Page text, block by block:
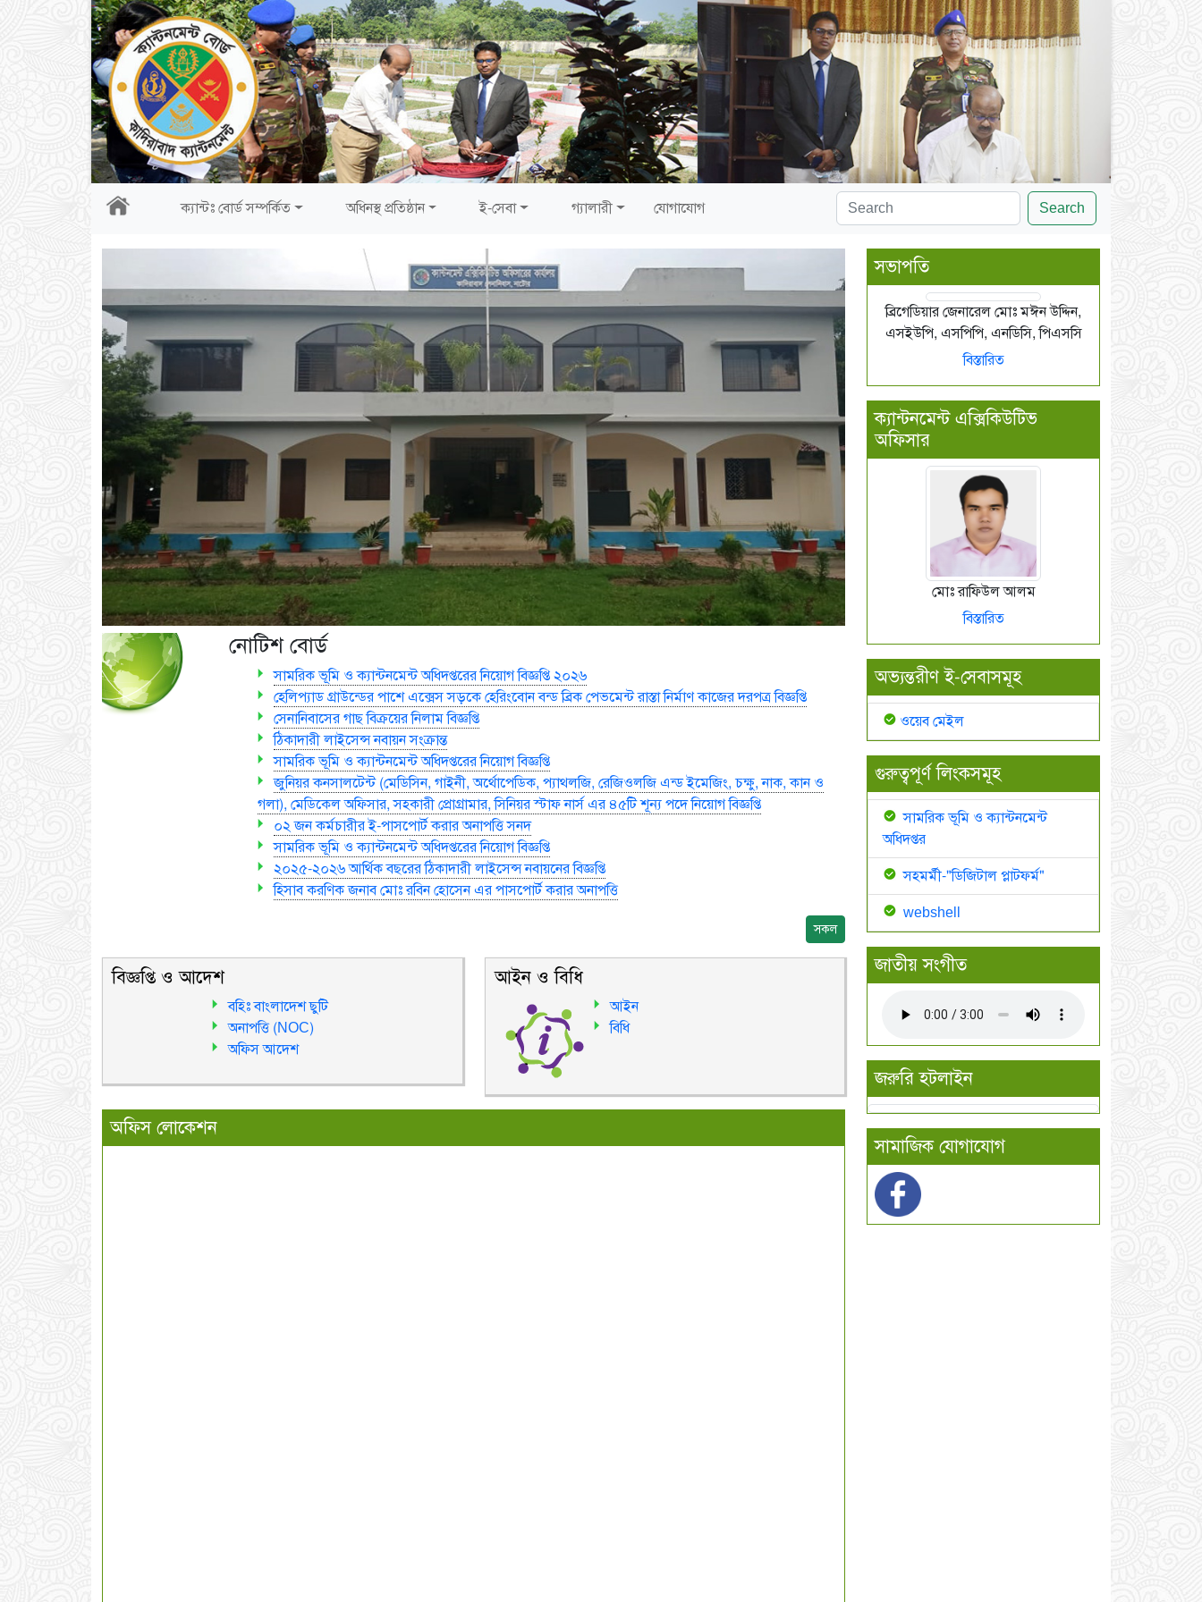
ক্যান্টঃ বোর্ড সম্পর্কিত অধিনস্থ প্রতিষ্ঠান ই-সেবা গ্যালারী যোগাযোগ Search
নোটিশ বোর্ড
সামরিক ভূমি ও ক্যান্টনমেন্ট অধিদপ্তরের নিয়োগ বিজ্ঞপ্তি ২০২৬
হেলিপ্যাড গ্রাউন্ডের পাশে এক্সেস সড়কে হেরিংবোন বন্ড ব্রিক পেভমেন্ট রাস্তা নির্মাণ কাজের দরপত্র বিজ্ঞপ্তি
সেনানিবাসের গাছ বিক্রয়ের নিলাম বিজ্ঞপ্তি
ঠিকাদারী লাইসেন্স নবায়ন সংক্রান্ত
সামরিক ভূমি ও ক্যান্টনমেন্ট অধিদপ্তরের নিয়োগ বিজ্ঞপ্তি
জুনিয়র কনসালটেন্ট (মেডিসিন, গাইনী, অর্থোপেডিক, প্যাথলজি, রেজিওলজি এন্ড ইমেজিং, চক্ষু, নাক, কান ও
গলা), মেডিকেল অফিসার, সহকারী প্রোগ্রামার, সিনিয়র স্টাফ নার্স এর ৪৫টি শূন্য পদে নিয়োগ বিজ্ঞপ্তি
০২ জন কর্মচারীর ই-পাসপোর্ট করার অনাপত্তি সনদ
সামরিক ভূমি ও ক্যান্টনমেন্ট অধিদপ্তরের নিয়োগ বিজ্ঞপ্তি
২০২৫-২০২৬ আর্থিক বছরের ঠিকাদারী লাইসেন্স নবায়নের বিজ্ঞপ্তি
হিসাব করণিক জনাব মোঃ রবিন হোসেন এর পাসপোর্ট করার অনাপত্তি
সকল
বিজ্ঞপ্তি ও আদেশ
বহিঃ বাংলাদেশ ছুটি
অনাপত্তি (NOC)
অফিস আদেশ
আইন ও বিধি
আইন
বিধি
অফিস লোকেশন
সভাপতি
ব্রিগেডিয়ার জেনারেল মোঃ মঈন উদ্দিন,
এসইউপি, এসপিপি, এনডিসি, পিএসসি
বিস্তারিত
ক্যান্টনমেন্ট এক্সিকিউটিভ
অফিসার
মোঃ রাফিউল আলম
বিস্তারিত
অভ্যন্তরীণ ই-সেবাসমূহ
ওয়েব মেইল
গুরুত্বপূর্ণ লিংকসমূহ
সামরিক ভূমি ও ক্যান্টনমেন্ট
অধিদপ্তর
সহমর্মী-"ডিজিটাল প্লাটফর্ম"
webshell
জাতীয় সংগীত
জরুরি হটলাইন
সামাজিক যোগাযোগ